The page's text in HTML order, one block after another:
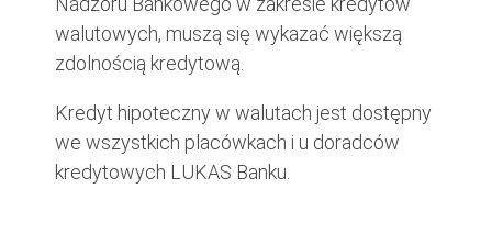
walutowych, muszą się wykazać większą
zdolnością kredytową.
Kredyt hipoteczny w walutach jest dostępny
we wszystkich placówkach i u doradców
kredytowych LUKAS Banku.